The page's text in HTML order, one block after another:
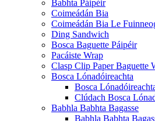
Babhta Páipéir
Coimeádán Bia
Coimeádán Bia Le
Ding Sandwich
Bosca Baguette Páipéir
Pacáiste Wrap
Clasp Clip Paper Baguette
Bosca Lónadóireachta
Bosca
Clúdach Bosca
Babhla Babhta Bagasse
Babhla Babhta